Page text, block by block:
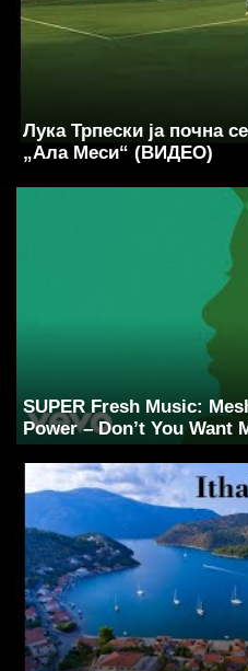
Лука Трпески ја почна
„Ала Меси“ (ВИДЕО)
SUPER Fresh Music:
Power – Don’t You Want